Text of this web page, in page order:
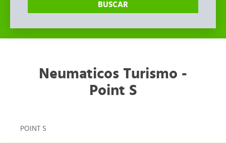
BUSCAR
Neumaticos Turismo -
Point S
POINT S